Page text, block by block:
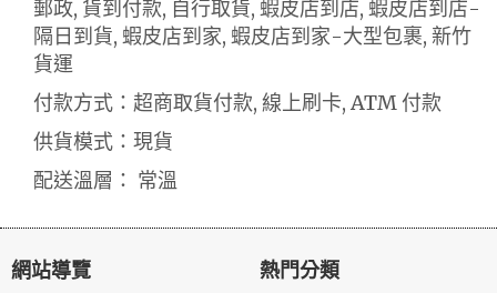
郵政, 貨到付款, 自行取貨, 蝦皮店到店, 蝦皮店到店-
隔日到貨, 蝦皮店到家, 蝦皮店到家-大型包裹, 新竹
貨運
付款方式：超商取貨付款, 線上刷卡, ATM 付款
供貨模式：現貨
配送溫層： 常溫
網站導覽 熱門分類